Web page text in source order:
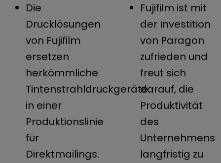
Die
Drucklösungen
von Fujifilm
ersetzen
herkömmliche
Tintenstrahldruckgeräte
in einer
Produktionslinie
für
Direktmailings.
Fujifilm ist mit
der Investition
von Paragon
zufrieden und
freut sich
darauf, die
Produktivität
des
Unternehmens
langfristig zu